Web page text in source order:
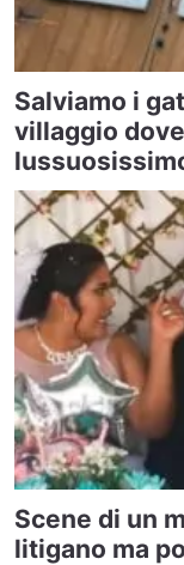
Salviamo i
villaggio
Scene di un
litigano ma